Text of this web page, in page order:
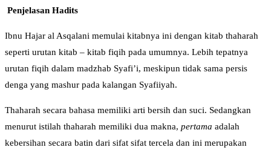
Penjelasan Hadits
Ibnu Hajar al Asqalani memulai kitabnya ini dengan kitab thaharah
seperti urutan kitab – kitab fiqih pada umumnya. Lebih tepatnya
urutan fiqih dalam madzhab Syafi’i, meskipun tidak sama persis
denga yang mashur pada kalangan Syafiiyah.
Thaharah secara bahasa memiliki arti bersih dan suci. Sedangkan
menurut istilah thaharah memiliki dua makna, pertama adalah
kebersihan secara batin dari sifat sifat tercela dan ini merupakan